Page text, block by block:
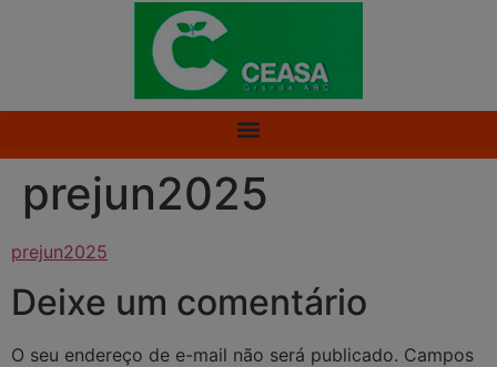
prejun2025
prejun2025
Deixe um comentário
O seu endereço de e-mail não será publicado. Campos